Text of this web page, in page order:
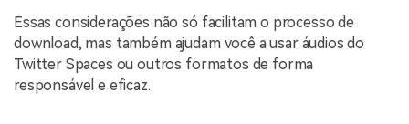
Essas considerações não só facilitam o processo de
download, mas também ajudam você a usar áudios do
Twitter Spaces ou outros formatos de forma
responsável e eficaz.